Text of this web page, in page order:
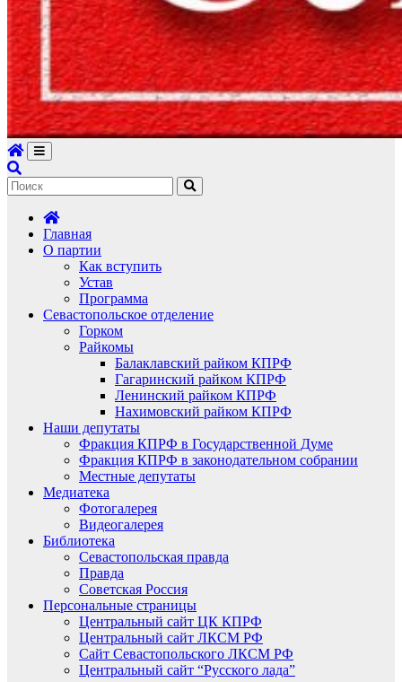
Главная
О партии
Как вступить
Устав
Программа
Севастопольское отделение
Горком
Райкомы
Балаклавский райком КПРФ
Гагаринский райком КПРФ
Ленинский райком КПРФ
Нахимовский райком КПРФ
Наши депутаты
Фракция КПРФ в Государственной Думе
Фракция КПРФ в законодательном собрании
Местные депутаты
Медиатека
Фотогалерея
Видеогалерея
Библиотека
Севастопольская правда
Правда
Советская Россия
Персональные страницы
Центральный сайт ЦК КПРФ
Центральный сайт ЛКСМ РФ
Сайт Севастопольского ЛКСМ РФ
Центральный сайт “Русского лада”